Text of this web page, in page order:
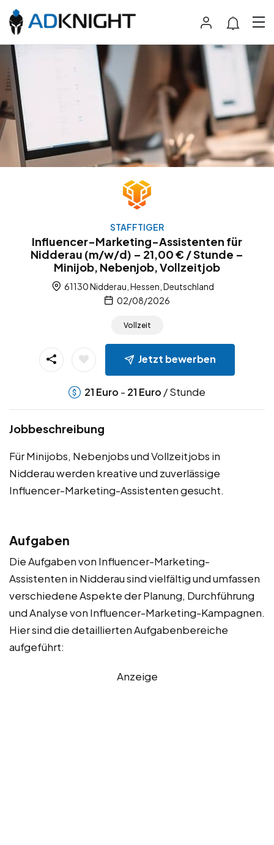
STAFFTIGER
Influencer-Marketing-Assistenten für
Nidderau (m/w/d) – 21,00 € / Stunde –
Minijob, Nebenjob, Vollzeitjob
61130 Nidderau, Hessen, Deutschland
02/08/2026
Vollzeit
Jetzt bewerben
21 Euro - 21 Euro / Stunde
Jobbeschreibung
Für Minijobs, Nebenjobs und Vollzeitjobs in
Nidderau werden kreative und zuverlässige
Influencer-Marketing-Assistenten gesucht.
Aufgaben
Die Aufgaben von Influencer-Marketing-
Assistenten in Nidderau sind vielfältig und umfassen
verschiedene Aspekte der Planung, Durchführung
und Analyse von Influencer-Marketing-Kampagnen.
Hier sind die detaillierten Aufgabenbereiche
aufgeführt:
Anzeige